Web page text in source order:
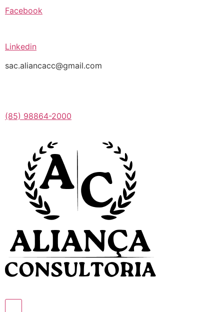
Facebook
Linkedin
sac.aliancacc@gmail.com
(85) 98864-2000